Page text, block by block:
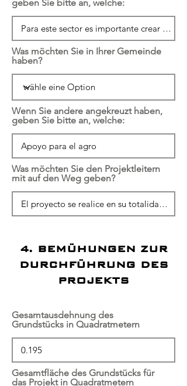
geben Sie bitte an, welche:
Was möchten Sie in Ihrer Gemeinde
haben?
Wenn Sie andere angekreuzt haben,
geben Sie bitte an, welche:
Was möchten Sie den Projektleitern
mit auf den Weg geben?
4. BEMÜHUNGEN ZUR
DURCHFÜHRUNG DES
PROJEKTS
Gesamtausdehnung des
Grundstücks in Quadratmetern
Gesamtfläche des Grundstücks für
das Projekt in Quadratmetern